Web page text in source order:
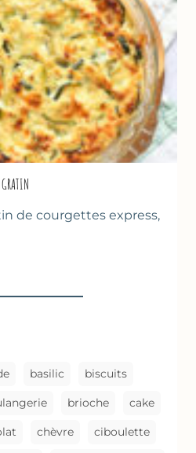
de courgettes express,
basilic biscuits
brioche cake
chèvre ciboulette